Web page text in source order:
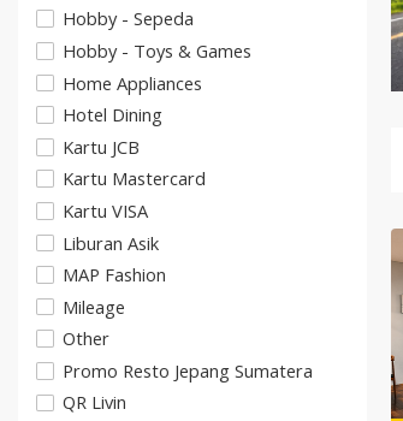
Hobby - Sepeda
Hobby - Toys & Games
Home Appliances
Hotel Dining
Kartu JCB
Kartu Mastercard
Kartu VISA
Liburan Asik
MAP Fashion
Mileage
Other
Promo Resto Jepang Sumatera
QR Livin